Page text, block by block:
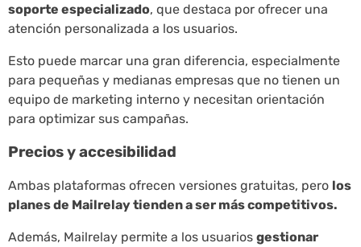
soporte especializado, que destaca por ofrecer una
atención personalizada a los usuarios.
Esto puede marcar una gran diferencia, especialmente
para pequeñas y medianas empresas que no tienen un
equipo de marketing interno y necesitan orientación
para optimizar sus campañas.
Precios y accesibilidad
Ambas plataformas ofrecen versiones gratuitas, pero los
planes de Mailrelay tienden a ser más competitivos.
Además, Mailrelay permite a los usuarios gestionar